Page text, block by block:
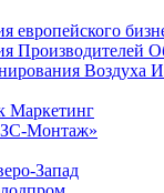
европейского
Производителей
Воздуха
Маркетинг
Монтаж»
Запад